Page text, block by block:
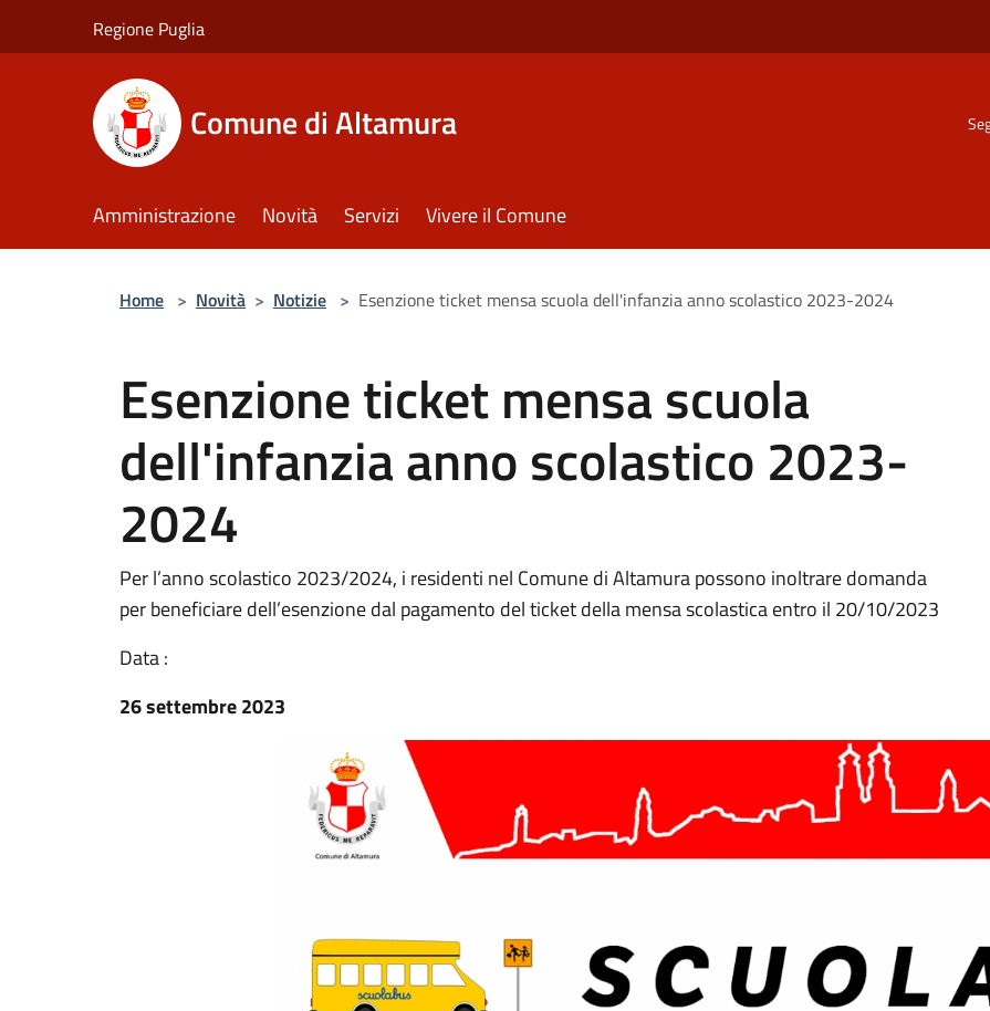
Regione Puglia
Comune di Altamura
Amministrazione Novità Servizi Vivere il Comune
Home > Novità > Notizie > Esenzione ticket mensa scuola dell'infanzia anno scolastico 2023-2024
Esenzione ticket mensa scuola
dell'infanzia anno scolastico 2023-
2024
Per l’anno scolastico 2023/2024, i residenti nel Comune di Altamura possono inoltrare domanda
per beneficiare dell’esenzione dal pagamento del ticket della mensa scolastica entro il 20/10/2023
Data :
26 settembre 2023